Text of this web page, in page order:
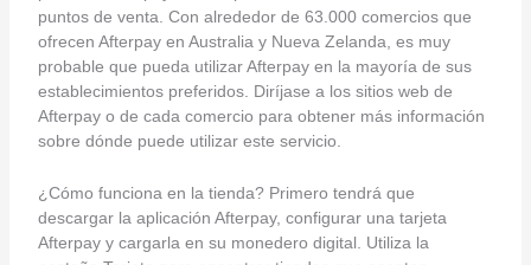
puntos de venta. Con alrededor de 63.000 comercios que
ofrecen Afterpay en Australia y Nueva Zelanda, es muy
probable que pueda utilizar Afterpay en la mayoría de sus
establecimientos preferidos. Diríjase a los sitios web de
Afterpay o de cada comercio para obtener más información
sobre dónde puede utilizar este servicio.
¿Cómo funciona en la tienda? Primero tendrá que
descargar la aplicación Afterpay, configurar una tarjeta
Afterpay y cargarla en su monedero digital. Utiliza la